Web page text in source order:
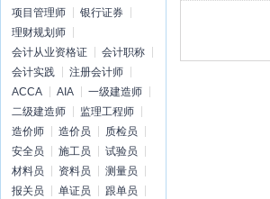
项目管理师
银行证券
理财规划师
会计从业资格证
会计职称
会计实践
注册会计师
ACCA
AIA
一级建造师
二级建造师
监理工程师
造价师
造价员
质检员
安全员
施工员
试验员
材料员
资料员
测量员
报关员
单证员
跟单员